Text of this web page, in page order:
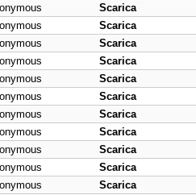
Scarica
Scarica
Scarica
Scarica
Scarica
Scarica
Scarica
Scarica
Scarica
Scarica
Scarica